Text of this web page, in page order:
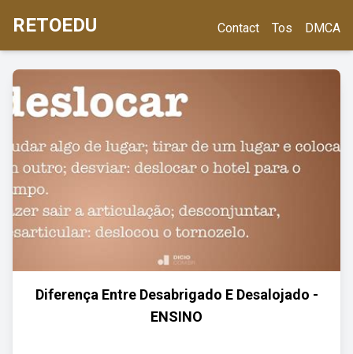
RETOEDU Contact Tos DMCA
Diferença Entre Desabrigado E Desalojado -
ENSINO